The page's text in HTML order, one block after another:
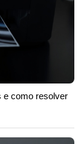
e como resolver